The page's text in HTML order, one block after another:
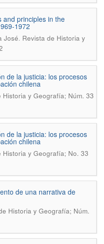
and principles in the
1972
José. Revista de Historia y
de la justicia: los procesos
chilena
Historia y Geografía; Núm. 33
de la justicia: los procesos
chilena
Historia y Geografí­a; No. 33
de una narrativa de
Historia y Geografía; Núm.